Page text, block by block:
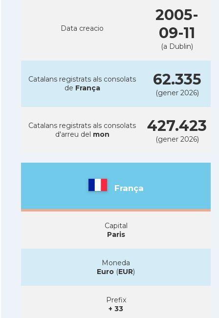
Data creacio
2005-
09-11
(a Dublin)
Catalans registrats als consolats
de França 62.335
(gener 2026)
Catalans registrats als consolats
d'arreu del mon 427.423
(gener 2026)
França
Capital
Paris
Moneda
Euro (EUR)
Prefix
+ 33